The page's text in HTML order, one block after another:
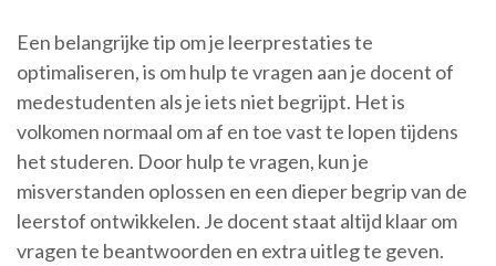
Een belangrijke tip om je leerprestaties te
optimaliseren, is om hulp te vragen aan je docent of
medestudenten als je iets niet begrijpt. Het is
volkomen normaal om af en toe vast te lopen tijdens
het studeren. Door hulp te vragen, kun je
misverstanden oplossen en een dieper begrip van de
leerstof ontwikkelen. Je docent staat altijd klaar om
vragen te beantwoorden en extra uitleg te geven.